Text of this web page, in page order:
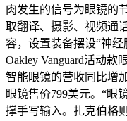
肉发生的信号为眼镜的
取翻译、摄影、视频通
容，设置装备摆设“神
Oakley Vanguard活动款
智能眼镜的营收同比增
眼镜售价799美元。“眼
撑手写输入。扎克伯格